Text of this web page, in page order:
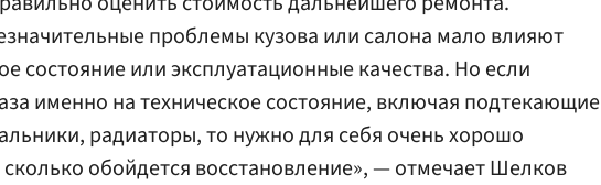
проблемы кузова или салона мало влияют
состояние или эксплуатационные качества. Но если
именно на техническое состояние, включая подтекающие
радиаторы, то нужно для себя очень хорошо
обойдется восстановление», — отмечает Шелков